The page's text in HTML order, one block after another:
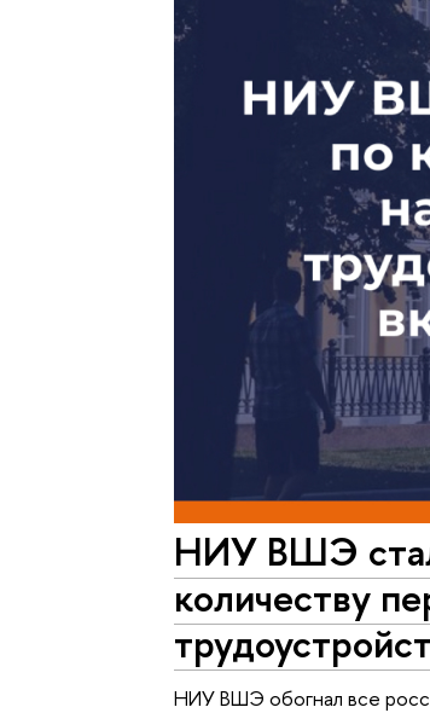
НИУ ВШЭ стал
количеству
НИУ ВШЭ обогнал все